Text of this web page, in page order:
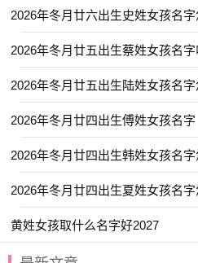
【嘉彦】 【玮航】 【涵雷】
【景赫】 【深星】 【阳舒】
【翊金】 【洋锦】 【尚霖
【铖昊】 【易宇】 【宸知
【乐淳】 【云易】 【煦晨】
【书蕴】 【铭恩】 【堇扬】
2026年冬月廿六出生史姓女孩名
2026年冬月廿五出生蔡姓女孩名
2026年冬月廿五出生陆姓女孩名
2026年冬月廿四出生傅姓女孩名字
2026年冬月廿四出生韩姓女孩名
2026年冬月廿四出生夏姓女孩名
黄姓女孩取什么名字好2027